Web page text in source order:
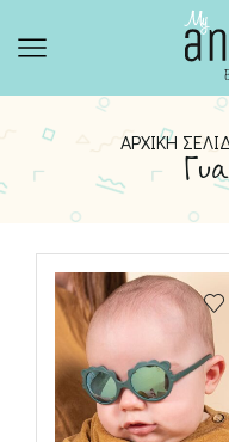
ΑΡΧΙΚΉ